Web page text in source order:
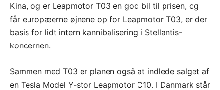
Kina, og er Leapmotor T03 en god bil til prisen, og
får europæerne øjnene op for Leapmotor T03, er der
basis for lidt intern kannibalisering i Stellantis-
koncernen.
Sammen med T03 er planen også at indlede salget af
en Tesla Model Y-stor Leapmotor C10. I Danmark står